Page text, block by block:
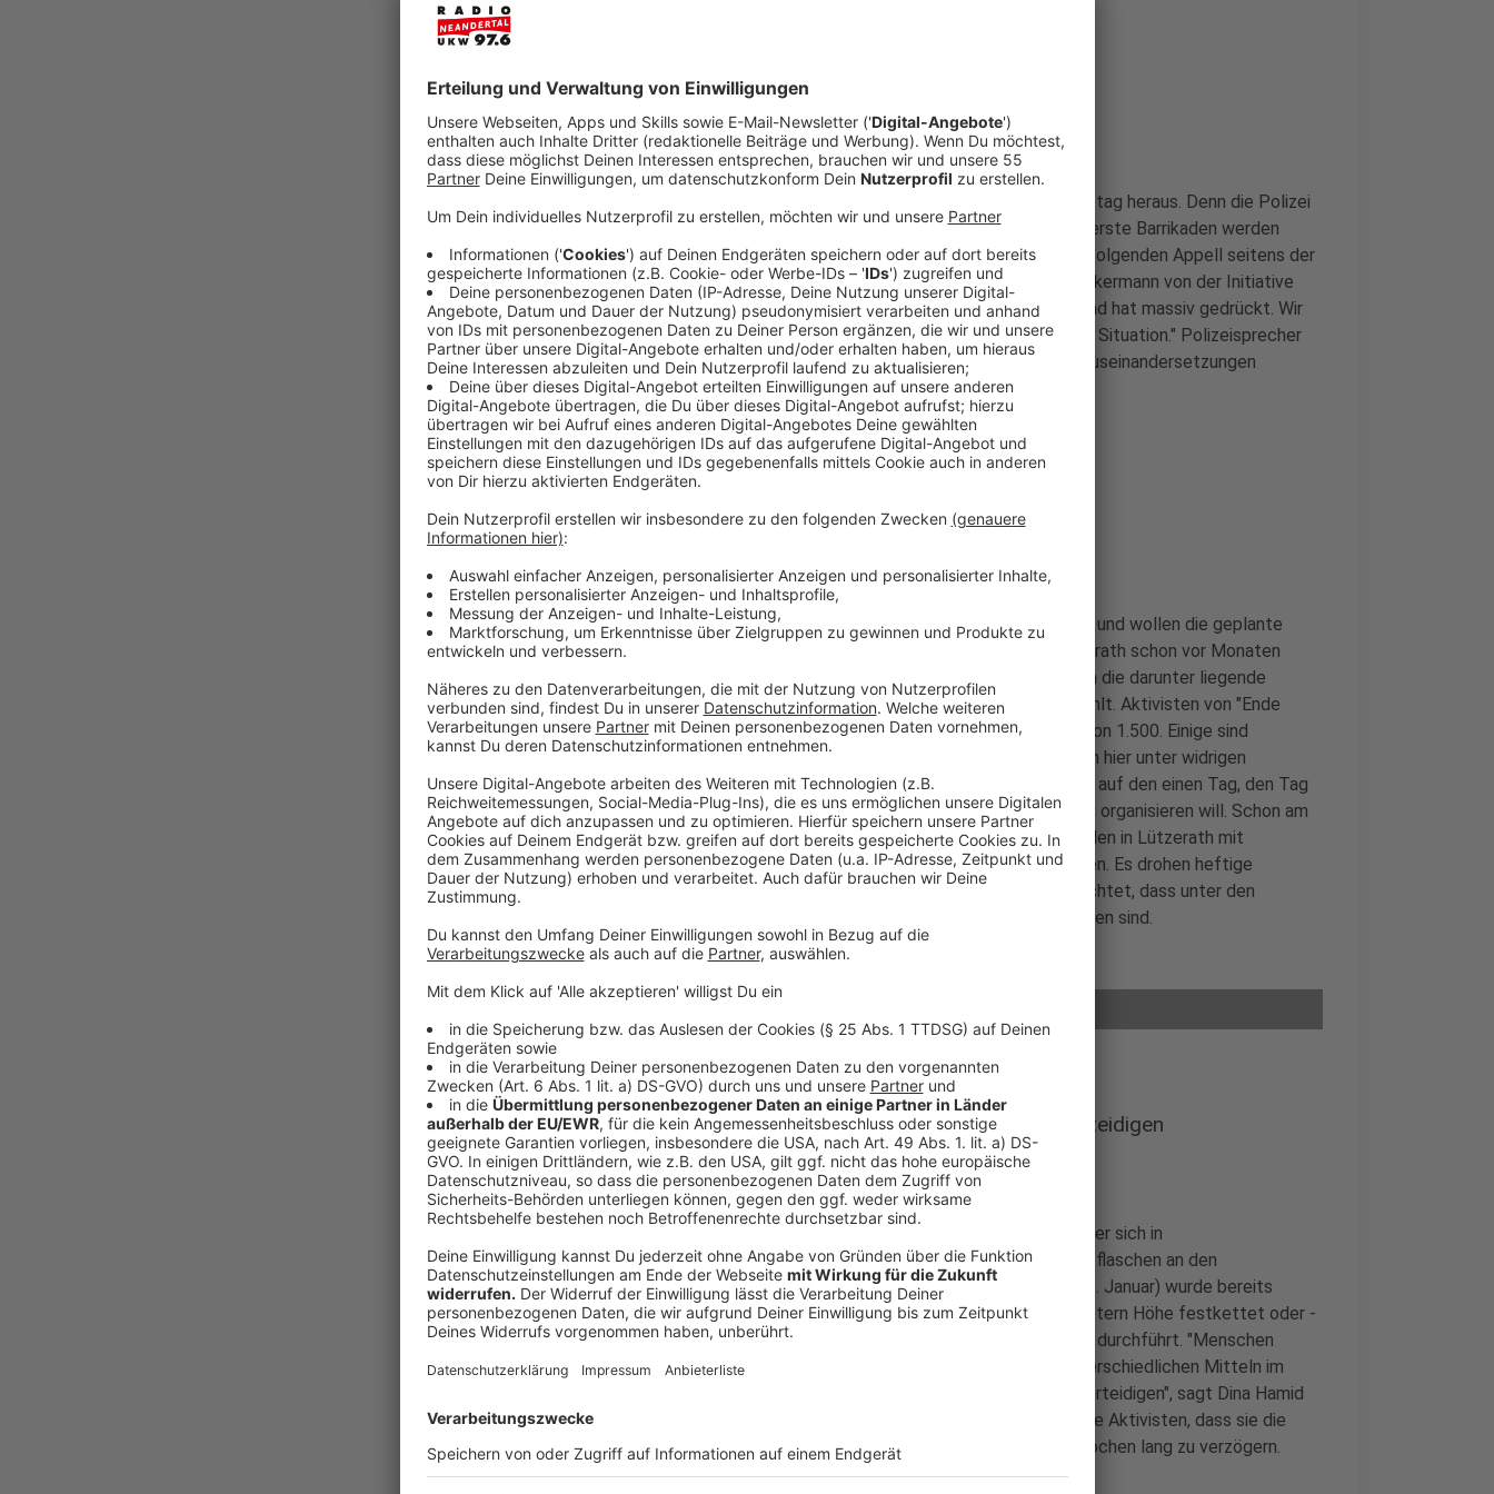
Update 10. Januar 13 Uhr
Anzeige
Mittlerweile kristallisiert sich der Mittwoch (11.01.) als Räumungstag heraus. Denn die Polizei
NRW hat damit begonnen, Zufahrtsstraßen wieder freizuräumen, erste Barrikaden werden
außerdem entfernt. Über Lautsprecher erhielten Klimaaktivisten folgenden Appell seitens der
Polizei: "Greifen Sie die Polizei-Einsatzkräfte nicht an." Johanna Inkermann von der Initiative
"Lützerath lebt" erklärt: "Die Polizei ist jetzt massiv vorgerückt und hat massiv gedrückt. Wir
lassen uns aber nicht wegdrängen. Es ist eine extrem dynamische Situation." Polizeisprecher
Andreas Müller berichtet gegenüber uns, dass es trotz ein paar Auseinandersetzungen
"weitestgehend friedlich geblieben" ist.
Anzeige
Update 9. Januar 12:30 Uhr
Hunderte Klimaaktivisten haben sich im Ort Lützerath verschanzt und wollen die geplante
Räumung durch die Polizei verhindern. Die Bewohner hatten Lützerath schon vor Monaten
verlassen, weil der Energiekonzern RWE das Dorf abreißen will, um die darunter liegende
Braunkohle abzubaggern. Die Bewohner wurden unlängst ausbezahlt. Aktivisten von "Ende
Gelände" sprechen von bis zu tausend Aktivisten, die Polizei gar von 1.500. Einige sind
vermummt oder tragen weiße Einmaloveralls. Die Protestler leben hier unter widrigen
Umständen in Zelten oder in den verlassenen Häusern und warten auf den einen Tag, den Tag
X. Die Polizei will Anfang der Woche erklären, wie sie die Räumung organisieren will. Schon am
Dienstag oder Mittwoch könnte es soweit sein. Die Beamten wollen in Lützerath mit
Einsatzhundetschaften anrücken, um den besetzten Ort zu räumen. Es drohen heftige
Auseinandersetzungen. Denn der NRW-Verfassungsschutz befürchtet, dass unter den
Demonstranten auch einige wenige gewaltbereite Linksextremisten sind.
Anzeige
Aktionsbündnis hofft, Lützerath sechs Wochen zu verteidigen
Anzeige
Einige haben bereits Barrikaden aus Baumstämmen aufgebaut. Oder sich in
zusammengezimmerten Baumhäusern verschanzt. Es wurden Glasflaschen an den
Zufahrtswegen einbetoniert. Bei einem Aktionstag am Sonntag (8. Januar) wurde bereits
trainiert, wie man sich an einem dreibeinigen Gestell in gut drei Metern Höhe festkettet oder -
an anderer Stelle - wie man möglichst effektiv eine Sitzblockade durchführt. "Menschen
entscheiden selber, wie sie das Dorf verteidigen. Wir sind mit unterschiedlichen Mitteln im
Einsatz und machen verschiedenste Aktionen, um Lützerath zu verteidigen", sagt Dina Hamid
vom Aktionsbündnis "Lützerath Bleibt". Auf diese Weise hoffen die Aktivisten, dass sie die
Polizei aufhalten können. Ihr Ziel ist: die Räumung bis zu sechs Wochen lang zu verzögern.